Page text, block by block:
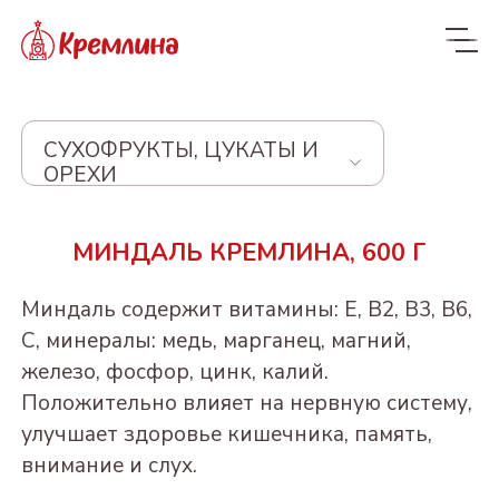
СУХОФРУКТЫ, ЦУКАТЫ И
ОРЕХИ
Конфеты
КРЕМЛИНА ЧИЗ
КУРАГА КРЕМЛИНА
ЧИЗ
Из сухофруктов
ЧЕРНОСЛИВ
Из орехов и
Драже
Из орехов и вишни в
шоколаде
Конфеты в пакетах
Пакеты 190-300г
МИНДАЛЬ КРЕМЛИНА, 600 Г
Миндаль содержит витамины: Е, В2, В3, В6,
С, минералы: медь, марганец, магний,
железо, фосфор, цинк, калий.
Положительно влияет на нервную систему,
улучшает здоровье кишечника, память,
внимание и слух.